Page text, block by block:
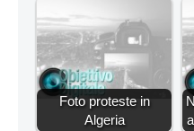
Foto proteste in
Algeria